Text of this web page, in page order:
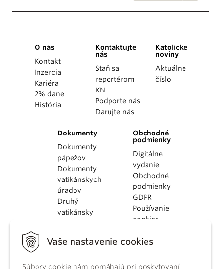
Vaše nastavenie cookies
Súbory cookie nám pomáhajú pri poskytovaní
O nás
Kontakt
Inzercia
Kariéra
2% dane
História
Kontaktujte
nás
Staň sa
reportérom
KN
Podporte nás
Darujte nás
Katolícke
noviny
Aktuálne
číslo
Dokumenty
Dokumenty
pápežov
Dokumenty
vatikánskych
úradov
Druhý
vatikánsky
KBS
kánonického
Obchodné
podmienky
Digitálne
vydanie
Obchodné
podmienky
GDPR
Používanie
cookies